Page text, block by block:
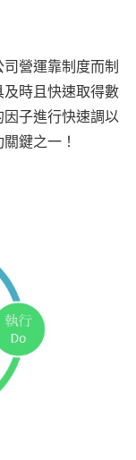
營運靠制度而制
時且快速取得數
子進行快速調以
鍵之一！